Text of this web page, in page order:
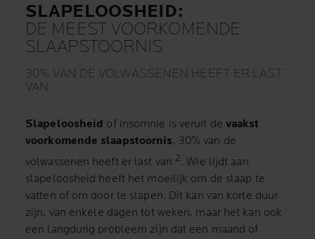
SLAPELOOSHEID:
DE MEEST VOORKOMENDE
SLAAPSTOORNIS
30% VAN DE VOLWASSENEN HEEFT ER LAST
VAN
Slapeloosheid of insomnie is veruit de vaakst
voorkomende slaapstoornis, 30% van de
volwassenen heeft er last van 2. Wie lijdt aan
slapeloosheid heeft het moeilijk om de slaap te
vatten of om door te slapen. Dit kan van korte duur
zijn, van enkele dagen tot weken, maar het kan ook
een langdurig probleem zijn dat een maand of